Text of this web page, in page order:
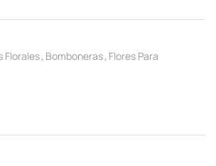
Florales, Bomboneras, Flores Para